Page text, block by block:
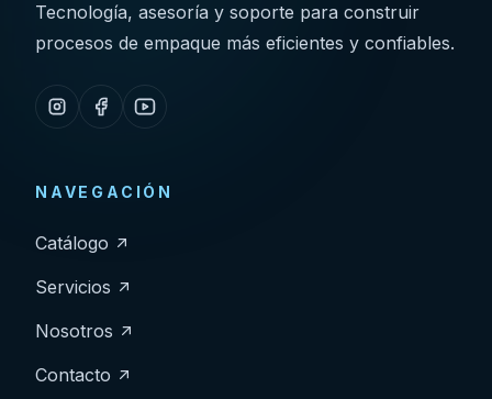
Tecnología, asesoría y soporte para construir
procesos de empaque más eficientes y confiables.
NAVEGACIÓN
Catálogo
Servicios
Nosotros
Contacto